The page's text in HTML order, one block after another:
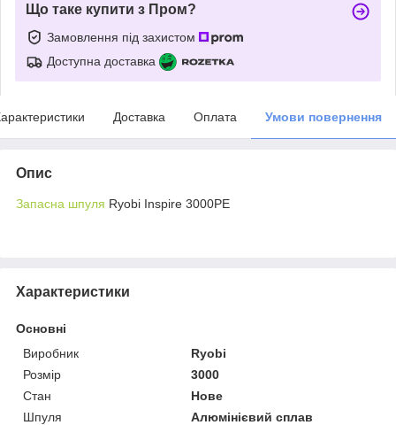
Що таке купити з Пром?
Замовлення під захистом
Доступна доставка
Доставка Оплата Умови повернення
Опис
Запасна шпуля Ryobi Inspire 3000PE
Характеристики
Основні
Виробник
Ryobi
Розмір
3000
Стан
Нове
Шпуля
Алюмінієвий сплав